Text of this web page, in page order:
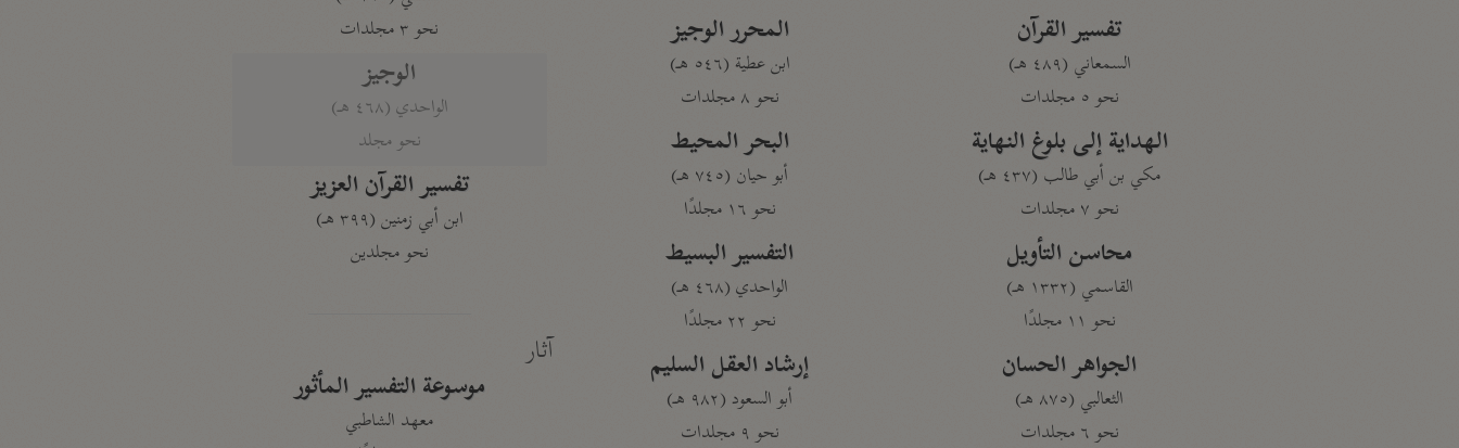
تفسير القرآن
السمعاني (٤٨٩ هـ)
نحو ٥ مجلدات
الهداية إلى بلوغ النهاية
مكي بن أبي طالب (٤٣٧ هـ)
نحو ٧ مجلدات
محاسن التأويل
القاسمي (١٣٣٢ هـ)
نحو ١١ مجلدًا
الجواهر الحسان
الثعالبي (٨٧٥ هـ)
نحو ٦ مجلدات
المحرر الوجيز
ابن عطية (٥٤٦ هـ)
نحو ٨ مجلدات
البحر المحيط
أبو حيان (٧٤٥ هـ)
نحو ١٦ مجلدًا
التفسير البسيط
الواحدي (٤٦٨ هـ)
نحو ٢٢ مجلدًا
إرشاد العقل السليم
أبو السعود (٩٨٢ هـ)
نحو ٩ مجلدات
نحو ٣ مجلدات
الوجيز
الواحدي (٤٦٨ هـ)
نحو مجلد
تفسير القرآن العزيز
ابن أبي زمنين (٣٩٩ هـ)
نحو مجلدين
آثار
موسوعة التفسير المأثور
معهد الشاطبي